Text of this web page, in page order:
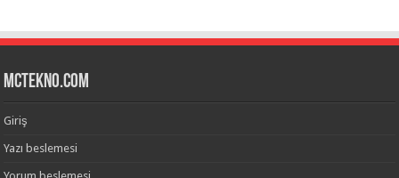
mctekno.com
Giriş
Yazı beslemesi